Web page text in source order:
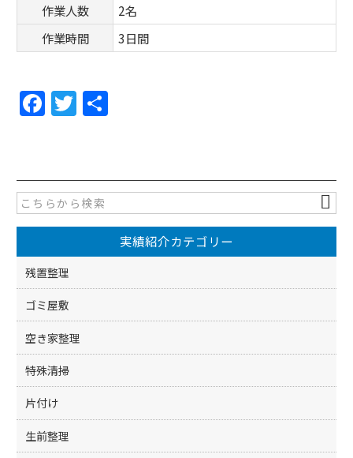
作業人数
2名
作業時間
3日間
F
a
e
b
o
o
k
T
w
er
実績紹介カテゴリー
残置整理
ゴミ屋敷
空き家整理
特殊清掃
片付け
生前整理